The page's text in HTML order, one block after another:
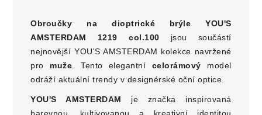
Obroučky na dioptrické brýle
YOU'S
AMSTERDAM 1219 col.100 jsou součástí
nejnovější YOU'S AMSTERDAM kolekce navržené
pro muže . Tento elegantní celorámový model
odráží aktuální trendy v designérské oční optice.
YOU'S AMSTERDAM
je značka inspirovaná